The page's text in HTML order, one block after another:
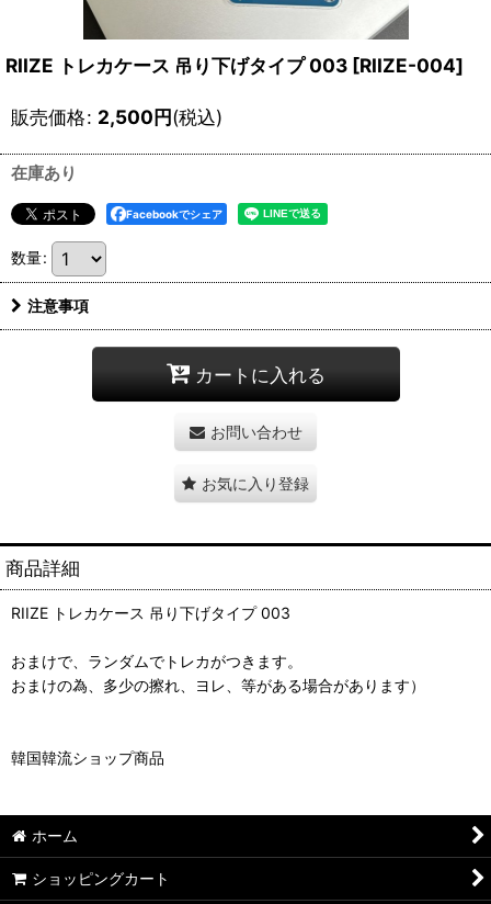
RIIZE トレカケース 吊り下げタイプ 003 [RIIZE-004]
販売価格: 2,500円(税込)
在庫あり
Facebookでシェア
数量:
注意事項
カートに入れる
お問い合わせ
お気に入り登録
商品詳細
RIIZE トレカケース 吊り下げタイプ 003
おまけで、ランダムでトレカがつきます。
おまけの為、多少の擦れ、ヨレ、等がある場合があります）
韓国韓流ショップ商品
ホーム
ショッピングカート